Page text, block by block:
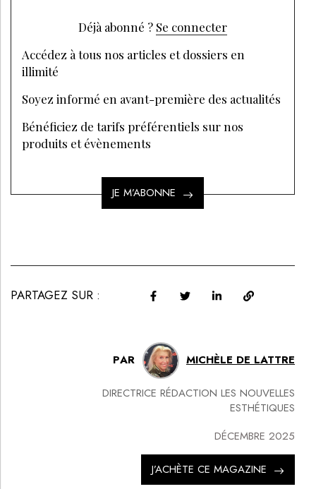
Déjà abonné ? Se connecter
Accédez à tous nos articles et dossiers en
illimité
Soyez informé en avant-première des actualités
Bénéficiez de tarifs préférentiels sur nos
produits et évènements
JE M’ABONNE
PARTAGEZ SUR :
PAR MICHÈLE DE LATTRE
DIRECTRICE RÉDACTION LES NOUVELLES
ESTHÉTIQUES
DÉCEMBRE 2025
J’ACHÈTE CE MAGAZINE